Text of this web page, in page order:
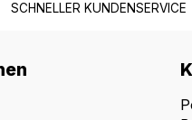
SCHNELLER KUNDENSERVICE